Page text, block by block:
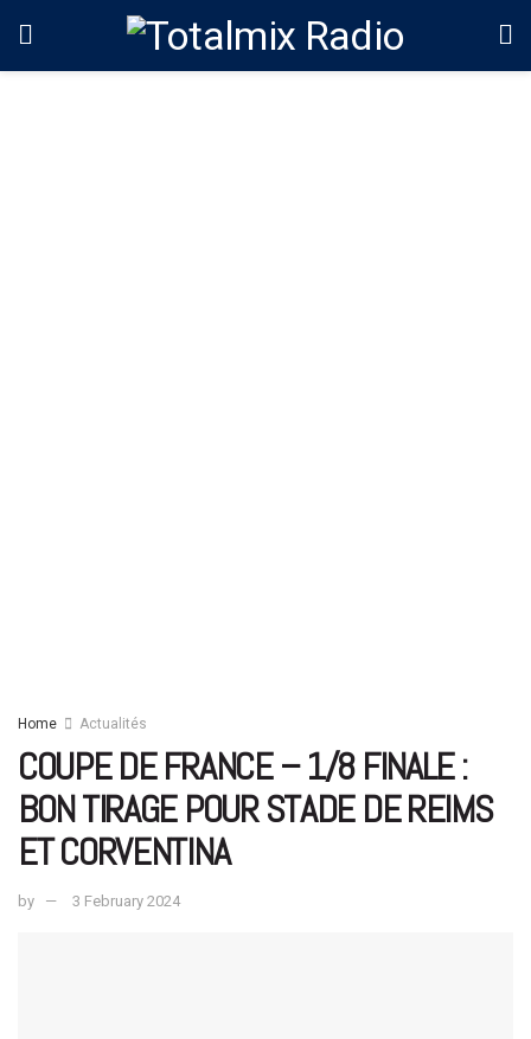
Home Actualités
COUPE DE FRANCE – 1/8 FINALE :
BON TIRAGE POUR STADE DE REIMS
ET CORVENTINA
by 3 February 2024